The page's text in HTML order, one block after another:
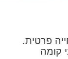
פרטית.
קומה